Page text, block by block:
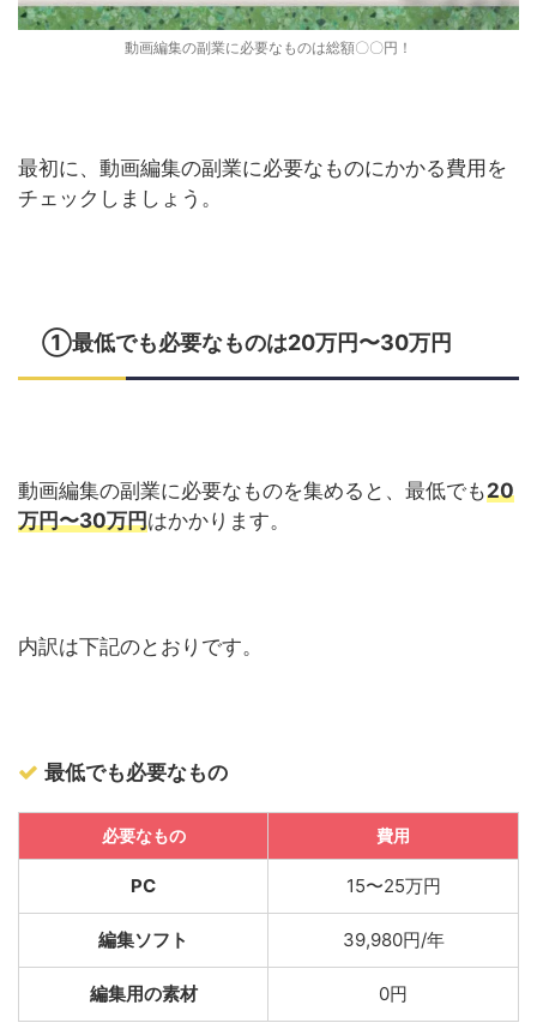
動画編集の副業に必要なものは総額〇〇円！
最初に、動画編集の副業に必要なものにかかる費用を
チェックしましょう。
①最低でも必要なものは20万円〜30万円
動画編集の副業に必要なものを集めると、最低でも20
万円〜30万円はかかります。
内訳は下記のとおりです。
最低でも必要なもの
必要なもの 費用
PC 15〜25万円
編集ソフト 39,980円/年
編集用の素材 0円